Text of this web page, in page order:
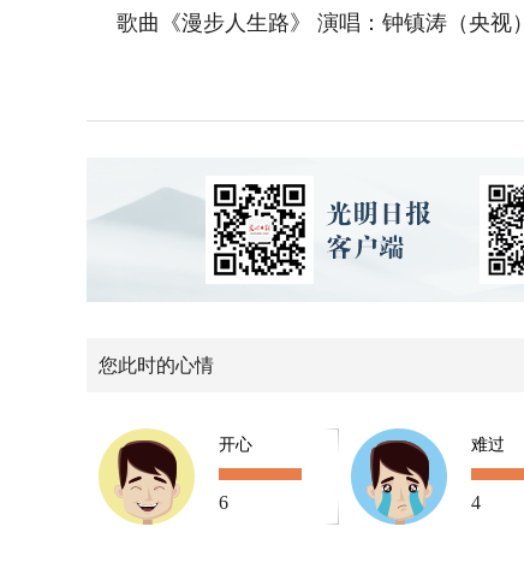
歌曲《漫步人生路》 演唱：钟镇涛（央视）
您此时的心情
开心
6
难过
4